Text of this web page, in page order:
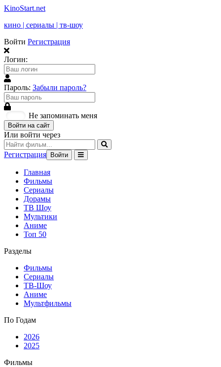
KinoStart.net
кино | сериалы | тв-шоу
Войти Регистрация
Логин:
Пароль: Забыли пароль?
Не запоминать меня
Войти на сайт
Или войти через
Регистрация Войти
Главная
Фильмы
Сериалы
Дорамы
ТВ Шоу
Мультики
Аниме
Топ 50
Разделы
Фильмы
Сериалы
ТВ-Шоу
Аниме
Мультфильмы
По Годам
2026
2025
Фильмы